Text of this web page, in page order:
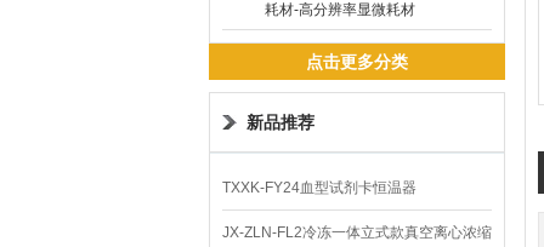
耗材-高分辨率显微耗材
点击更多分类
新品推荐
TXXK-FY24血型试剂卡恒温器
JX-ZLN-FL2冷冻一体立式款真空离心浓缩